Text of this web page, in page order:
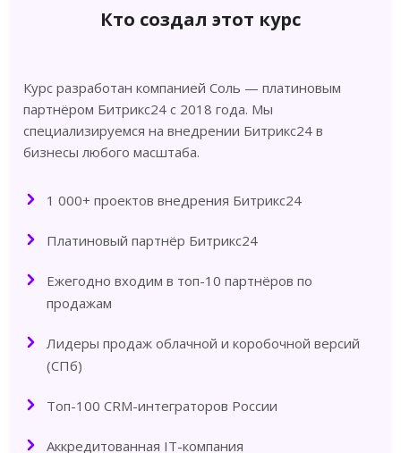
Кто создал этот курс
Курс разработан компанией Соль — платиновым
партнёром Битрикс24 с 2018 года. Мы
специализируемся на внедрении Битрикс24 в
бизнесы любого масштаба.
1 000+ проектов внедрения Битрикс24
Платиновый партнёр Битрикс24
Ежегодно входим в топ-10 партнёров по
продажам
Лидеры продаж облачной и коробочной версий
(СПб)
Топ-100 CRM-интеграторов России
Аккредитованная IT-компания